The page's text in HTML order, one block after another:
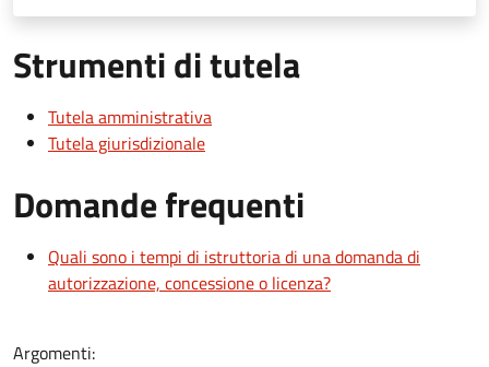
Strumenti di tutela
Tutela amministrativa
Tutela giurisdizionale
Domande frequenti
Quali sono i tempi di istruttoria di una domanda di
autorizzazione, concessione o licenza?
Argomenti: